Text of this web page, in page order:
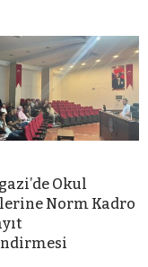
Okul
Norm Kadro